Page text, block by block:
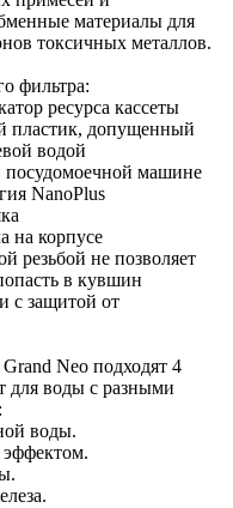
материалы для
токсичных металлов.
фильтра:
ресурса кассеты
пластик, допущенный
водой
посудомоечной машине
NanoPlus
на корпусе
резьбой не позволяет
в кувшин
с защитой от
Neo подходят 4
для воды с разными
воды.